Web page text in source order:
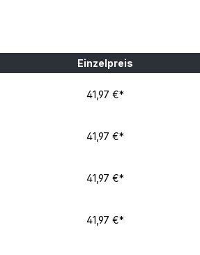
Einzelpreis
41,97 €*
41,97 €*
41,97 €*
41,97 €*